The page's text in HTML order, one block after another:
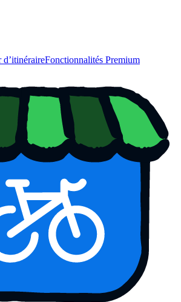
d’itinéraireFonctionnalités Premium